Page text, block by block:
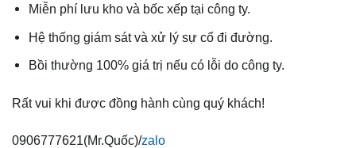
Miễn phí lưu kho và bốc xếp tại công ty.
Hệ thống giám sát và xử lý sự cố đi đường.
Bồi thường 100% giá trị nếu có lỗi do công ty.
Rất vui khi được đồng hành cùng quý khách!
0906777621(Mr.Quốc)/zalo